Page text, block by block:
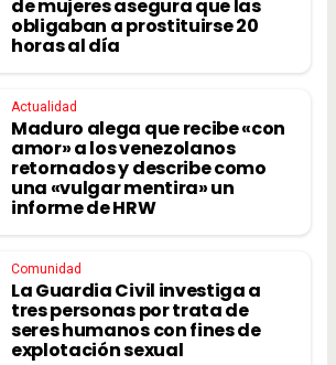
de mujeres asegura que las
obligaban a prostituirse 20
horas al día
Actualidad
Maduro alega que recibe «con
amor» a los venezolanos
retornados y describe como
una «vulgar mentira» un
informe de HRW
Comunidad
La Guardia Civil investiga a
tres personas por trata de
seres humanos con fines de
explotación sexual